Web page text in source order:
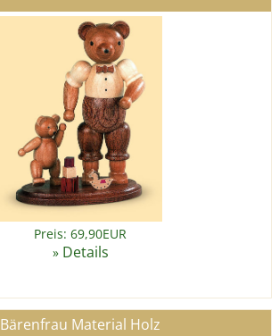
Preis: 69,90EUR
» Details
Bärenfrau Material Holz